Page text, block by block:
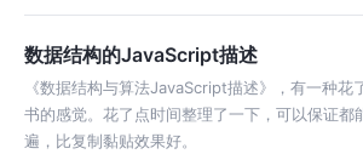
数据结构的JavaScript描述
《数据结构与算法JavaScript描述》，有一种花
书的感觉。花了点时间整理了一下，可以保证都
遍，比复制黏贴效果好。